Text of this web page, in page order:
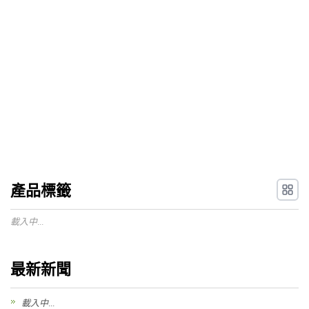
產品標籤
載入中...
最新新聞
載入中...